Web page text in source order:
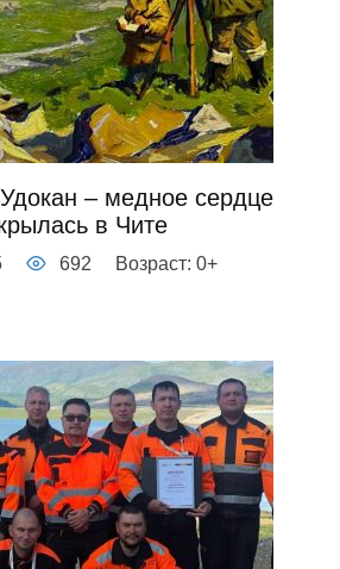
– медное сердце
в Чите
692 Возраст: 0+